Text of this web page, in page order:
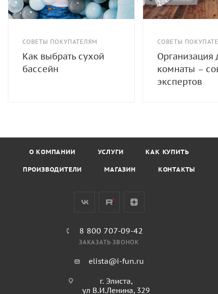
СОВЕТЫ ПОКУПАТЕЛЯМ
Как выбрать сухой
бассейн
СОВЕТЫ
Организация
комнаты –
экспертов
О КОМПАНИИ УСЛУГИ КАК КУПИТЬ
ПРОИЗВОДИТЕЛИ МАГАЗИН КОНТАКТЫ
8 800 707-09-42
ЗАКАЗАТЬ ЗВОНОК
elista@i-fun.ru
г. Элиста,
ул В.И.Ленина, 329